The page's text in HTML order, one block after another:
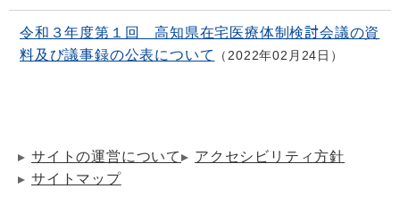
令和３年度第１回 高知県在宅医療体制検討会議の資
料及び議事録の公表について
2022年02月24日
サイトの運営について
アクセシビリティ方針
サイトマップ